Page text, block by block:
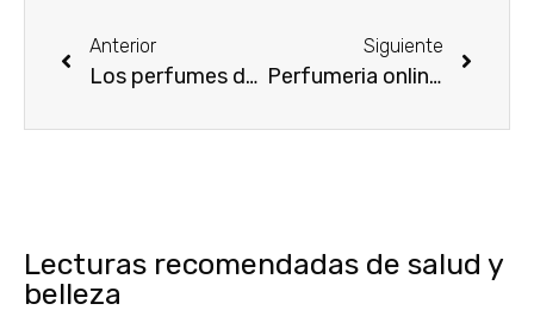
Anterior
Los perfumes de mujer más duraderos
Siguiente
Perfumeria online: fragancias con jazmín
Lecturas recomendadas de salud y
belleza